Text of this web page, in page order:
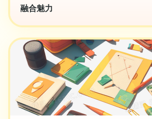
融合魅力